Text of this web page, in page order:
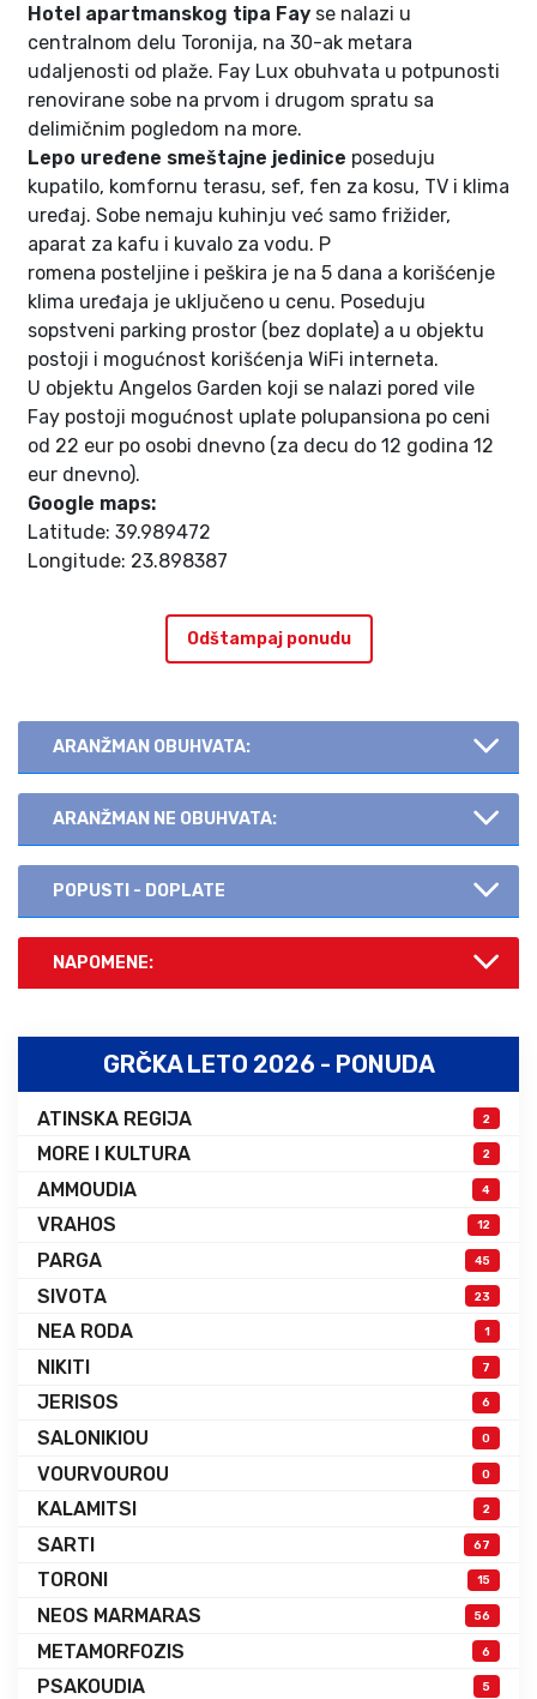
Hotel apartmanskog tipa Fay se nalazi u
centralnom delu Toronija, na 30-ak metara
udaljenosti od plaže. Fay Lux obuhvata u potpunosti
renovirane sobe na prvom i drugom spratu sa
delimičnim pogledom na more.
Lepo uređene smeštajne jedinice poseduju
kupatilo, komfornu terasu, sef, fen za kosu, TV i klima
uređaj. Sobe nemaju kuhinju već samo frižider,
aparat za kafu i kuvalo za vodu. P
romena posteljine i peškira je na 5 dana a korišćenje
klima uređaja je uključeno u cenu. Poseduju
sopstveni parking prostor (bez doplate) a u objektu
postoji i mogućnost korišćenja WiFi interneta.
U objektu Angelos Garden koji se nalazi pored vile
Fay postoji mogućnost uplate polupansiona po ceni
od 22 eur po osobi dnevno (za decu do 12 godina 12
eur dnevno).
Google maps:
Latitude: 39.989472
Longitude: 23.898387
Odštampaj ponudu
ARANŽMAN OBUHVATA:
ARANŽMAN NE OBUHVATA:
POPUSTI - DOPLATE
NAPOMENE:
GRČKA LETO 2026 - PONUDA
ATINSKA REGIJA 2
MORE I KULTURA 2
AMMOUDIA 4
VRAHOS 12
PARGA 45
SIVOTA 23
NEA RODA 1
NIKITI 7
JERISOS 6
SALONIKIOU 0
VOURVOUROU 0
KALAMITSI 2
SARTI 67
TORONI 15
NEOS MARMARAS 56
METAMORFOZIS 6
PSAKOUDIA 5